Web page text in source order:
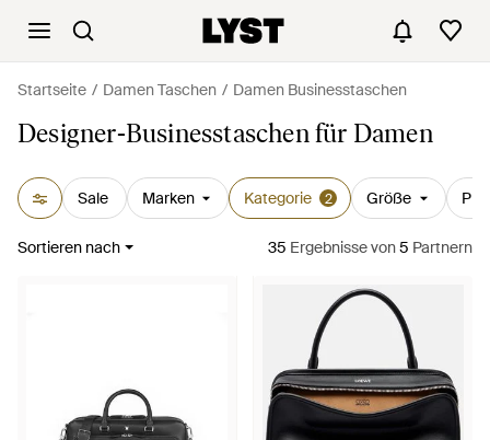
Startseite Damen Taschen Damen Businesstaschen
Designer-Businesstaschen für Damen
Sale Marken Kategorie 2 Größe
Sortieren nach 35 Ergebnissevon5 Partnern